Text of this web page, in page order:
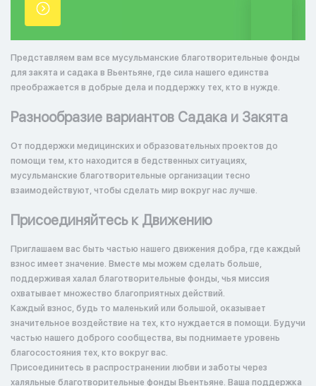
точки.
Представляем вам все мусульманские благотворительные фонды
для закята и садака в Вьентьяне, где сила нашего единства
преображается в добрые дела и поддержку тех, кто в нужде.
Разнообразие вариантов Садака и Закята
От поддержки медицинских и образовательных проектов до
помощи тем, кто находится в бедственных ситуациях,
мусульманские благотворительные организации тесно
взаимодействуют, чтобы сделать мир вокруг нас лучше.
Присоединяйтесь к Движению
Приглашаем вас быть частью нашего движения добра, где каждый
взнос имеет значение. Вместе мы можем сделать больше,
поддерживая халал благотворительные фонды, чья миссия
охватывает множество благоприятных действий.
Каждый взнос, будь то маленький или большой, оказывает
значительное воздействие на тех, кто нуждается в помощи. Будучи
частью нашего доброго сообщества, вы поднимаете уровень
благосостояния тех, кто вокруг вас.
Присоединитесь в распространении любви и заботы через
халяльные благотворительные фонды Вьентьяне. Ваша поддержка